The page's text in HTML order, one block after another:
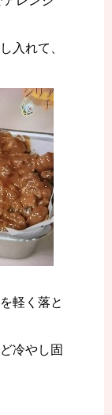
入れて、
軽く落と
冷やし固